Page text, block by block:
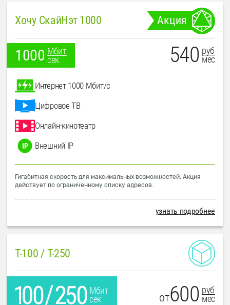
Хочу СкайНэт 1000 Акция
1000 Мбит
сек
540 руб
мес
Интернет 1000 Мбит/с
Цифровое ТВ
Онлайн-кинотеатр
Внешний IP
Гигабитная скорость для максимальных возможностей. Акция
действует по ограниченному списку адресов.
узнать подробнее
T-100 / T-250
Мбит
сек
от600 руб
мес